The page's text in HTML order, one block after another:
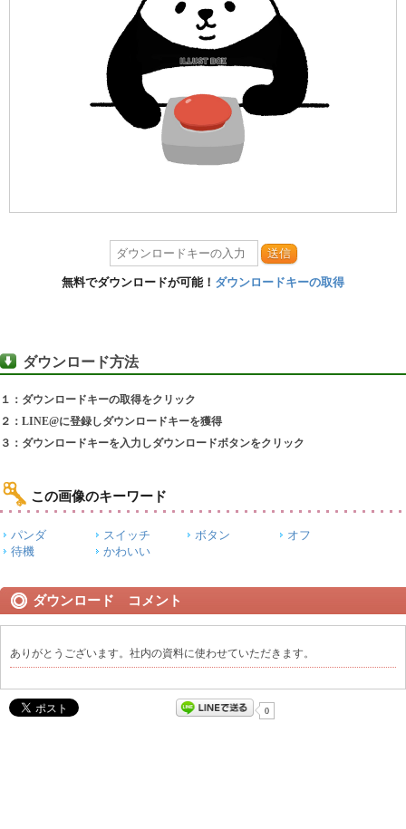
送信
無料でダウンロードが可能！ ダウンロードキーの取得
ダウンロード方法
１：ダウンロードキーの取得をクリック
２：LINE@に登録しダウンロードキーを獲得
３：ダウンロードキーを入力しダウンロードボタンをクリック
この画像のキーワード
パンダ スイッチ ボタン
オフ
待機
かわいい
ダウンロード コメント
ありがとうございます。社内の資料に使わせていただきます。
0